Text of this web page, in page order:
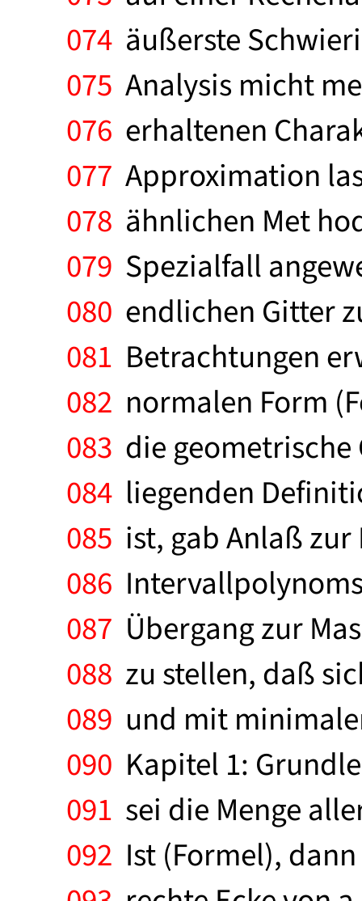
074 äußerste
075 Analysis micht
076 erhaltenen
077 Approximation
078 ähnlichen Met
079 Spezialfall
080 endlichen Gitter
081 Betrachtungen
082 normalen Form
083 die
084 liegenden
085 ist, gab Anlaß
086
087 Übergang zur
088 zu stellen, daß
089 und mit
090 Kapitel 1:
091 sei die Menge
092 Ist (Formel),